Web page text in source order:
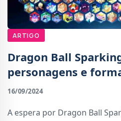
ARTIGO
Dragon Ball
personagens e
16/09/2024
A espera por Dragon Ball